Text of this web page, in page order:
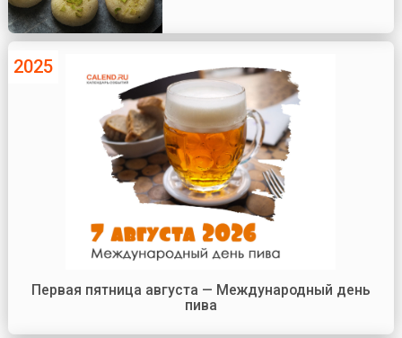
2025
Первая пятница августа — Международный день
пива